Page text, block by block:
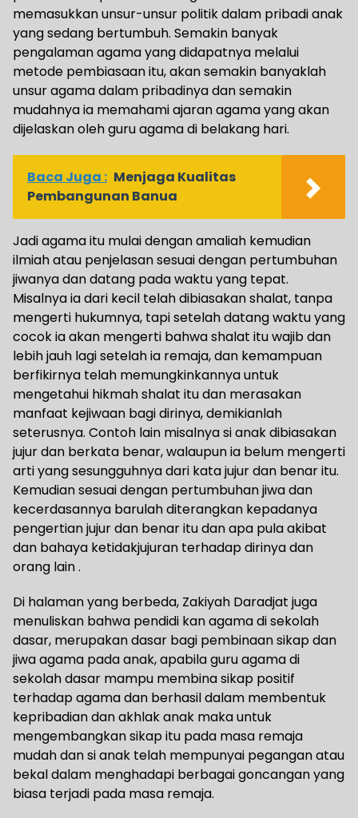
memasukkan unsur-unsur politik dalam pribadi anak
yang sedang bertumbuh. Semakin banyak
pengalaman agama yang didapatnya melalui
metode pembiasaan itu, akan semakin banyaklah
unsur agama dalam pribadinya dan semakin
mudahnya ia memahami ajaran agama yang akan
dijelaskan oleh guru agama di belakang hari.
Baca Juga : Menjaga Kualitas
Pembangunan Banua
Jadi agama itu mulai dengan amaliah kemudian
ilmiah atau penjelasan sesuai dengan pertumbuhan
jiwanya dan datang pada waktu yang tepat.
Misalnya ia dari kecil telah dibiasakan shalat, tanpa
mengerti hukumnya, tapi setelah datang waktu yang
cocok ia akan mengerti bahwa shalat itu wajib dan
lebih jauh lagi setelah ia remaja, dan kemampuan
berfikirnya telah memungkinkannya untuk
mengetahui hikmah shalat itu dan merasakan
manfaat kejiwaan bagi dirinya, demikianlah
seterusnya. Contoh lain misalnya si anak dibiasakan
jujur dan berkata benar, walaupun ia belum mengerti
arti yang sesungguhnya dari kata jujur dan benar itu.
Kemudian sesuai dengan pertumbuhan jiwa dan
kecerdasannya barulah diterangkan kepadanya
pengertian jujur dan benar itu dan apa pula akibat
dan bahaya ketidakjujuran terhadap dirinya dan
orang lain .
Di halaman yang berbeda, Zakiyah Daradjat juga
menuliskan bahwa pendidi kan agama di sekolah
dasar, merupakan dasar bagi pembinaan sikap dan
jiwa agama pada anak, apabila guru agama di
sekolah dasar mampu membina sikap positif
terhadap agama dan berhasil dalam membentuk
kepribadian dan akhlak anak maka untuk
mengembangkan sikap itu pada masa remaja
mudah dan si anak telah mempunyai pegangan atau
bekal dalam menghadapi berbagai goncangan yang
biasa terjadi pada masa remaja.